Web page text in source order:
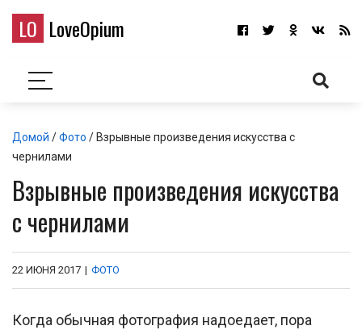
LO LoveOpium
Домой /Фото / Взрывные произведения искусства с
чернилами
Взрывные произведения искусства
с чернилами
22 ИЮНЯ 2017 | ФОТО
Когда обычная фотография надоедает, пора